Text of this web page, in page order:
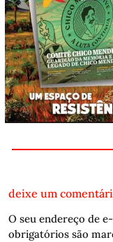
deixe um
O seu endereço de
obrigatórios são